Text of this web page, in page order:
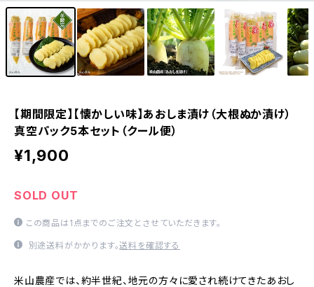
【期間限定】【懐かしい味】あおしま漬け（大根ぬか漬け）
真空パック5本セット（クール便）
¥1,900
SOLD OUT
この商品は1点までのご注文とさせていただきます。
別途送料がかかります。送料を確認する
米山農産では、約半世紀、地元の方々に愛され続けてきたあおし